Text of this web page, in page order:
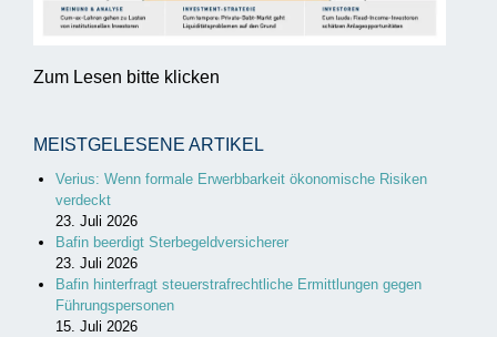
Zum Lesen bitte klicken
MEISTGELESENE ARTIKEL
Verius: Wenn formale Erwerbbarkeit ökonomische Risiken
verdeckt
23. Juli 2026
Bafin beerdigt Sterbegeldversicherer
23. Juli 2026
Bafin hinterfragt steuerstrafrechtliche Ermittlungen gegen
Führungspersonen
15. Juli 2026